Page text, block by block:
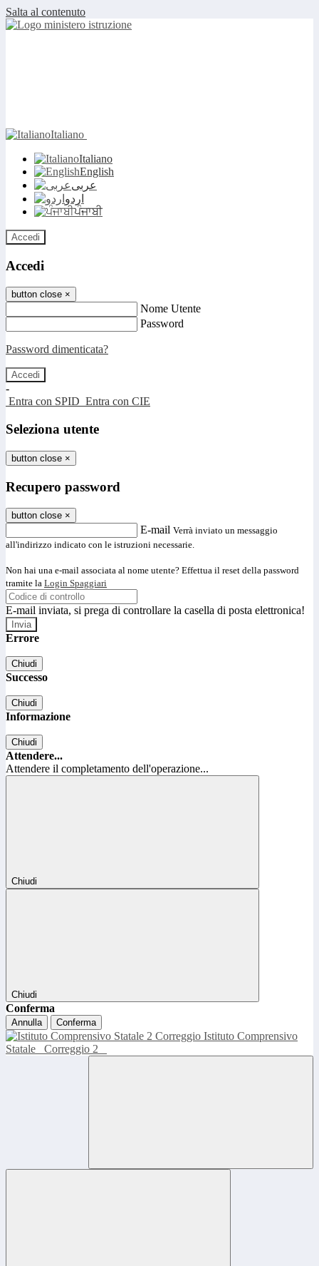
Salta al contenuto
Italiano
Italiano
English
عربى
اردو
ਪੰਜਾਬੀ
Accedi
Accedi
button close ×
Nome Utente
Password
Password dimenticata?
-
Entra con SPID Entra con CIE
Seleziona utente
button close ×
Recupero password
button close ×
E-mail Verrà inviato un messaggio
all'indirizzo indicato con le istruzioni necessarie.
Non hai una e-mail associata al nome utente? Effettua il reset della password
tramite la Login Spaggiari
E-mail inviata, si prega di controllare la casella di posta elettronica!
Errore
Chiudi
Successo
Chiudi
Informazione
Chiudi
Attendere...
Attendere il completamento dell'operazione...
Chiudi
Chiudi
Conferma
Annulla Conferma
Istituto Comprensivo
Statale
Correggio 2